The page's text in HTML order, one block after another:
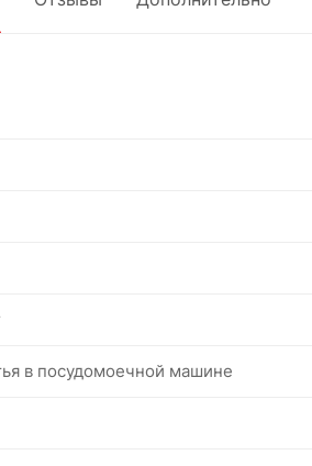
в посудомоечной машине